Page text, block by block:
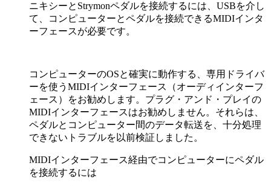
ニキシーとStrymonペダルを接続するには、USBを介し
て、コンピューターとペダルを接続できるMIDIインタ
ーフェースが必要です。
コンピューターのOSと確実に動作する、専用ドライバ
ーを使うMIDIインターフェース（オーディインターフ
ェース）をお勧めします。プラグ・アンド・プレイの
MIDIインターフェースはお勧めしません。それらは、
ペダルとコンピューター間のデータ転送を、十分処理
できないトラブルを以前検証しました。
MIDIインターフェース経由でコンピューターにペダル
を接続するには